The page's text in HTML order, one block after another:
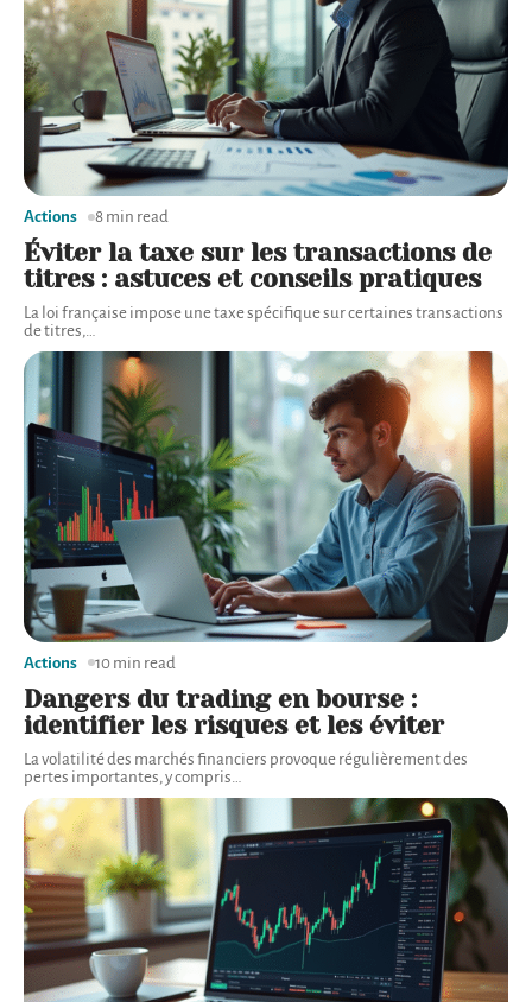
Éviter la taxe sur les transactions de
titres : astuces et conseils pratiques
La loi française impose une taxe spécifique sur certaines transactions
de titres,…
Actions 8 min read
Dangers du trading en bourse :
identifier les risques et les éviter
La volatilité des marchés financiers provoque régulièrement des
pertes importantes, y compris
Actions 10 min read